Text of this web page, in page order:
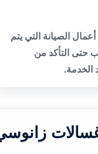
الصيانة التي يتم
حتى التأكد من
الخدمة.